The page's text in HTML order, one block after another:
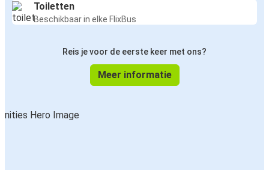
Toiletten
Beschikbaar in elke FlixBus
Reis je voor de eerste keer met ons?
Meer informatie